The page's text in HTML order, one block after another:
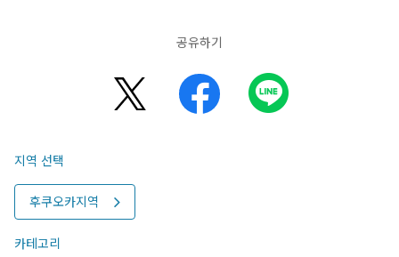
공유하기
지역 선택
후쿠오카지역
카테고리